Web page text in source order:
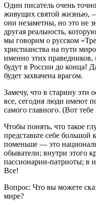
Один писатель очень
живущих святой жизнью,
они незаметны, но это не
другая реальность,
мы говорим о русском
христианства на пути
именно этих праведников,
будут в России до конца!
будет захвачена врагом.
Замечу, что в старину
все, сегодня люди имеют
самого главного. (Вот
Чтобы понять, что такое
представьте себе большой
поменьше — это
обыватели; внутри этого
пассионарии-патриоты; в
Все!
Вопрос: Что вы можете
мире?